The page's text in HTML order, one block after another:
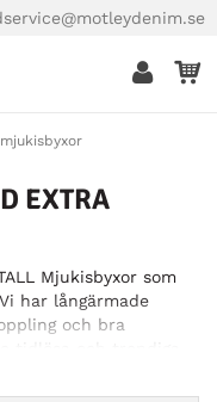
EXTRA
Mjukisbyxor som
har långärmade
och bra
fritid och